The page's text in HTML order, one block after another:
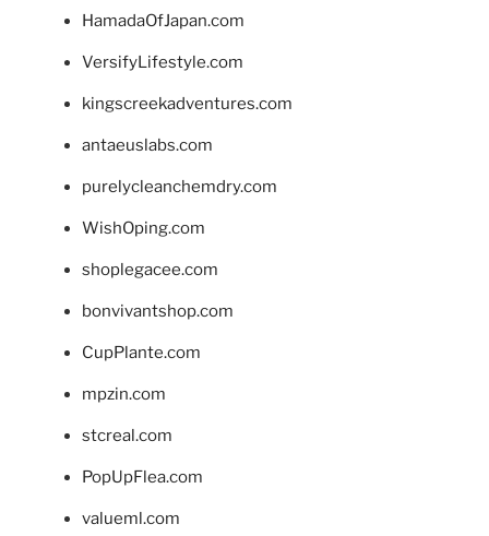
HamadaOfJapan.com
VersifyLifestyle.com
kingscreekadventures.com
antaeuslabs.com
purelycleanchemdry.com
WishOping.com
shoplegacee.com
bonvivantshop.com
CupPlante.com
mpzin.com
stcreal.com
PopUpFlea.com
valueml.com